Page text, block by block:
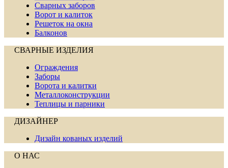
Сварных заборов
Ворот и калиток
Решеток на окна
Балконов
СВАРНЫЕ ИЗДЕЛИЯ
Ограждения
Заборы
Ворота и калитки
Металлоконструкции
Теплицы и парники
ДИЗАЙНЕР
Дизайн кованых изделий
О НАС